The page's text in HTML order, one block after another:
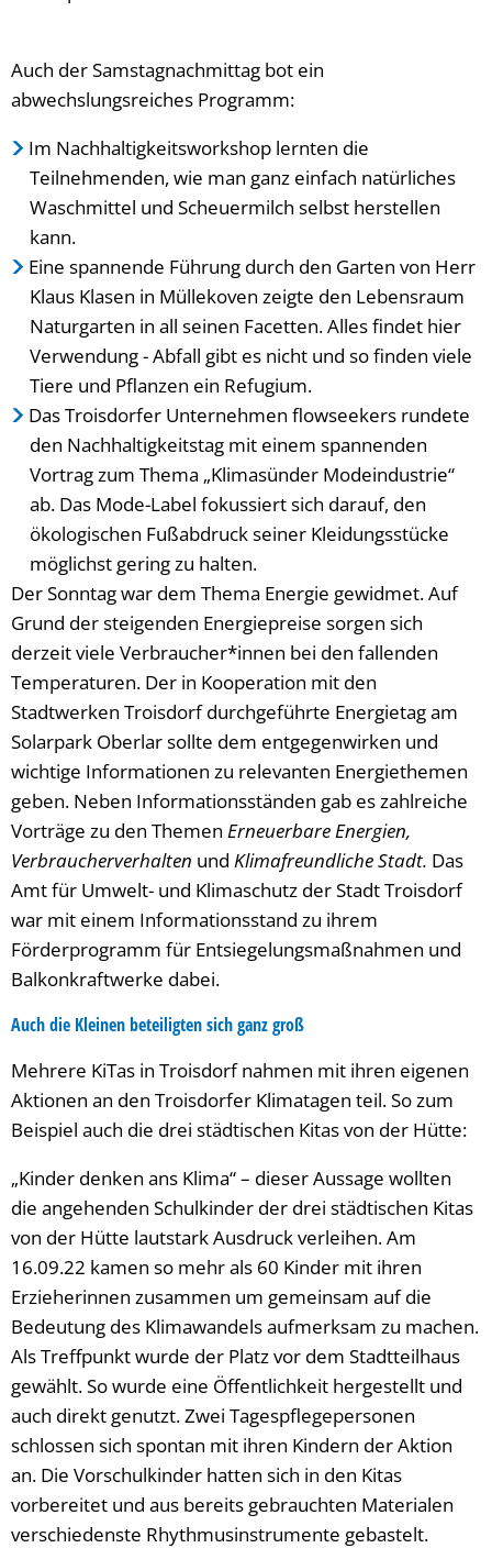
Auch der Samstagnachmittag bot ein
abwechslungsreiches Programm:
Im Nachhaltigkeitsworkshop lernten die
Teilnehmenden, wie man ganz einfach natürliches
Waschmittel und Scheuermilch selbst herstellen
kann.
Eine spannende Führung durch den Garten von Herr
Klaus Klasen in Müllekoven zeigte den Lebensraum
Naturgarten in all seinen Facetten. Alles findet hier
Verwendung - Abfall gibt es nicht und so finden viele
Tiere und Pflanzen ein Refugium.
Das Troisdorfer Unternehmen flowseekers rundete
den Nachhaltigkeitstag mit einem spannenden
Vortrag zum Thema „Klimasünder Modeindustrie“
ab. Das Mode-Label fokussiert sich darauf, den
ökologischen Fußabdruck seiner Kleidungsstücke
möglichst gering zu halten.
Der Sonntag war dem Thema Energie gewidmet. Auf
Grund der steigenden Energiepreise sorgen sich
derzeit viele Verbraucher*innen bei den fallenden
Temperaturen. Der in Kooperation mit den
Stadtwerken Troisdorf durchgeführte Energietag am
Solarpark Oberlar sollte dem entgegenwirken und
wichtige Informationen zu relevanten Energiethemen
geben. Neben Informationsständen gab es zahlreiche
Vorträge zu den Themen Erneuerbare Energien,
Verbraucherverhalten und Klimafreundliche Stadt. Das
Amt für Umwelt- und Klimaschutz der Stadt Troisdorf
war mit einem Informationsstand zu ihrem
Förderprogramm für Entsiegelungsmaßnahmen und
Balkonkraftwerke dabei.
Auch die Kleinen beteiligten sich ganz groß
Mehrere KiTas in Troisdorf nahmen mit ihren eigenen
Aktionen an den Troisdorfer Klimatagen teil. So zum
Beispiel auch die drei städtischen Kitas von der Hütte:
„Kinder denken ans Klima“ – dieser Aussage wollten
die angehenden Schulkinder der drei städtischen Kitas
von der Hütte lautstark Ausdruck verleihen. Am
16.09.22 kamen so mehr als 60 Kinder mit ihren
Erzieherinnen zusammen um gemeinsam auf die
Bedeutung des Klimawandels aufmerksam zu machen.
Als Treffpunkt wurde der Platz vor dem Stadtteilhaus
gewählt. So wurde eine Öffentlichkeit hergestellt und
auch direkt genutzt. Zwei Tagespflegepersonen
schlossen sich spontan mit ihren Kindern der Aktion
an. Die Vorschulkinder hatten sich in den Kitas
vorbereitet und aus bereits gebrauchten Materialen
verschiedenste Rhythmusinstrumente gebastelt.